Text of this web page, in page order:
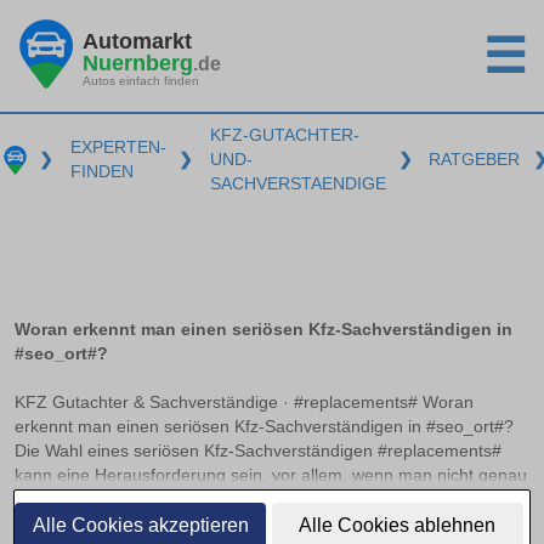
Alle Cookies akzeptieren Alle Cookies ablehnen
Automarkt
Nuernberg.de
Autos einfach finden ☰
❯
EXPERTEN-
FINDEN
❯
KFZ-GUTACHTER-
UND-
SACHVERSTAENDIGE
❯ RATGEBER
Woran erkennt man einen seriösen Kfz-Sachverständigen in
#seo_ort#?
KFZ Gutachter & Sachverständige · #replacements# Woran
erkennt man einen seriösen Kfz-Sachverständigen in #seo_ort#?
Die Wahl eines seriösen Kfz-Sachverständigen #replacements#
kann eine Herausforderung sein, vor allem, wenn man nicht genau
weiß, worauf zu achten ist. Anerkannte Zertifizierungen und
Verbandsmitgliedschaften können hier als wichtige Indikatoren
weiterlesen